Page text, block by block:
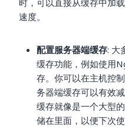
时，可以直接从缓存中加
速度。
配置服务器端缓存: 大
缓存功能，例如使用
存。你可以在主机控
务器端缓存可以有效
缓存就像是一个大型
储在里面，以便下次